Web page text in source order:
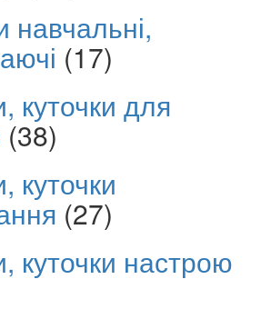
навчальні,
(17)
куточки для
(38)
куточки
(27)
куточки настрою